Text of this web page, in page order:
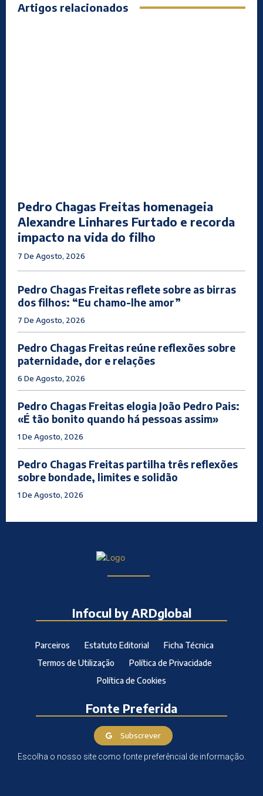
Artigos relacionados
Pedro Chagas Freitas homenageia
Alexandre Linhares Furtado e recorda
impacto na vida do filho
7 De Agosto, 2026
Pedro Chagas Freitas reflete sobre as birras
dos filhos: “Eu chamo-lhe amor”
7 De Agosto, 2026
Pedro Chagas Freitas reúne reflexões sobre
paternidade, dor e relações
6 De Agosto, 2026
Pedro Chagas Freitas elogia João Pedro Pais:
«É tão bonito quando há pessoas assim»
1 De Agosto, 2026
Pedro Chagas Freitas partilha três reflexões
sobre bondade, limites e solidão
1 De Agosto, 2026
Infocul by ARDglobal
Parceiros Estatuto Editorial
Ficha Técnica
Termos de Utilização
Política de Privacidade
Política de Cookies
Fonte Preferida
Subscrever
Escolha o nosso site como fonte preferêncial de informação.